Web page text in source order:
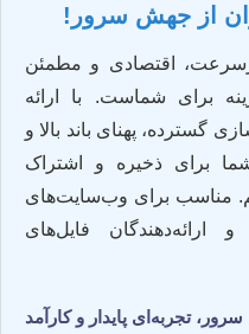
از جهش سرور!
اقتصادی و مطمئن
برای شماست. با ارائه
گسترده، پهنای باند بالا و
شما برای ذخیره و اشتراک
مناسب برای وب‌سایت‌های
ارائه‌دهندگان فایل‌های
تجربه‌ای پایدار و کارآمد